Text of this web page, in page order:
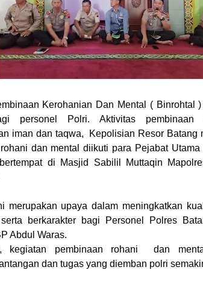
Kerohanian Dan Mental ( Binrohtal
personel Polri. Aktivitas pembinaan
iman dan taqwa, Kepolisian Resor Batang
dan mental diikuti para Pejabat
di Masjid Sabilil Muttaqin
merupakan upaya dalam meningkatkan
berkarakter bagi Personel Polres
Abdul Waras.
kegiatan pembinaan rohani dan
dan tugas yang diemban polri